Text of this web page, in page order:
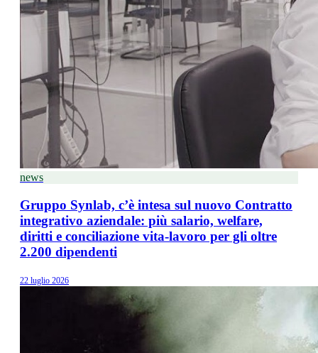
news
Gruppo Synlab, c’è intesa sul nuovo Contratto
integrativo aziendale: più salario, welfare,
diritti e conciliazione vita-lavoro per gli oltre
2.200 dipendenti
22 luglio 2026